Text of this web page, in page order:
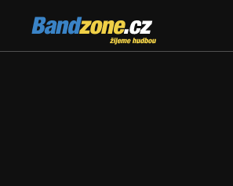
Bandzone.cz
žijeme hudbou